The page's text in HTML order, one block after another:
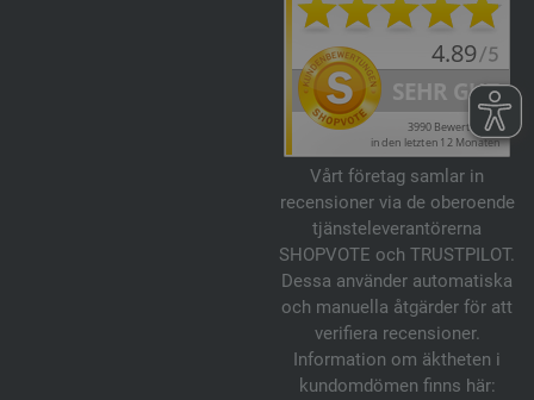
Vårt företag samlar in
recensioner via de oberoende
tjänsteleverantörerna
SHOPVOTE och TRUSTPILOT.
Dessa använder automatiska
och manuella åtgärder för att
verifiera recensioner.
Information om äktheten i
kundomdömen finns här: